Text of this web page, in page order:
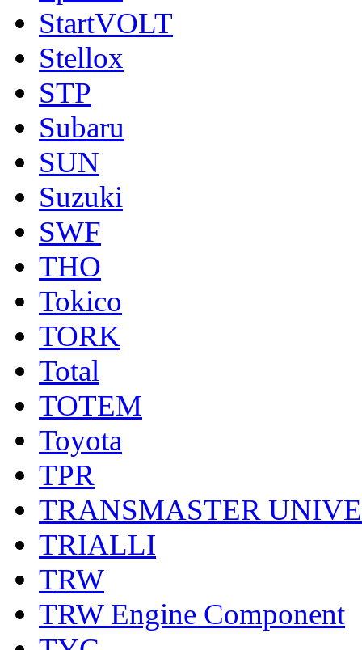
StartVOLT
Stellox
STP
Subaru
SUN
Suzuki
SWF
THO
Tokico
TORK
Total
TOTEM
Toyota
TPR
TRANSMASTER
TRIALLI
TRW
TRW Engine Component